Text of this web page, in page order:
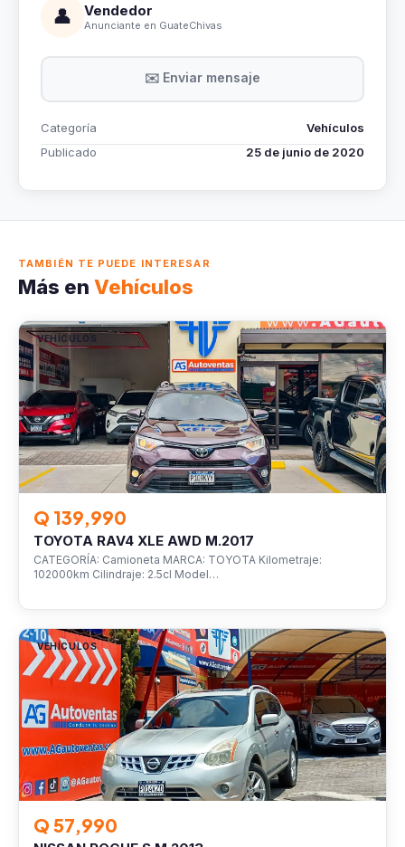
👤 Vendedor
Anunciante en GuateChivas
✉️ Enviar mensaje
Categoría
Vehículos
Publicado
25 de junio de 2020
TAMBIÉN TE PUEDE INTERESAR
Más en Vehículos
VEHÍCULOS
Q 139,990
TOYOTA RAV4 XLE AWD M.2017
CATEGORÍA: Camioneta MARCA: TOYOTA Kilometraje:
102000km Cilindraje: 2.5cl Model…
VEHÍCULOS
Q 57,990